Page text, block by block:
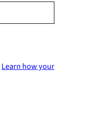
Learn how your